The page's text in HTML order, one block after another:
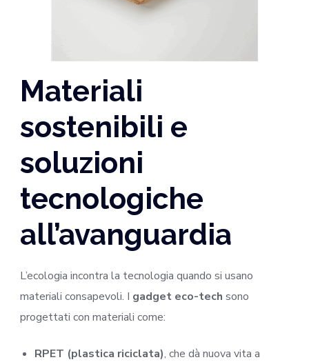
Materiali
sostenibili e
soluzioni
tecnologiche
all’avanguardia
L’ecologia incontra la tecnologia quando si usano
materiali consapevoli. I gadget eco-tech sono
progettati con materiali come:
RPET (plastica riciclata), che dà nuova vita a